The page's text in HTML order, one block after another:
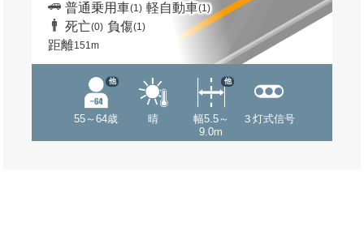
普通乗用車(1) 軽自動車(1)
死亡(0) 負傷(1)
距離151m
55～64歳
他
晴
幅5.5～
9.0m
他
３灯式信号